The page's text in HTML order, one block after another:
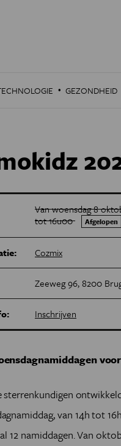
· GEZONDHEID
Van woensdag 8
tot 16u00
Afgelopen
Cozmix
Zeeweg 96, 8200
Inschrijven
van 14h tot
12 namiddagen. Van